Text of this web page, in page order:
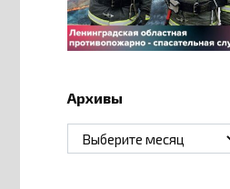
Архивы
Архивы